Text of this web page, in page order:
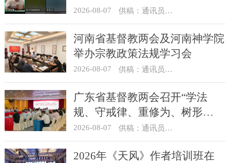
2026-08-07 供稿：通讯员 顾利民
河南省基督教两会及河南神学院
举办宗教政策法规学习会
2026-08-07 供稿：通讯员 靳新元
广东省基督教两会召开“学法
规、守戒律、重修为、树形
象”教育活动总结会议
2026-08-07 供稿：通讯员 汪浩
2026年《天风》作者培训班在